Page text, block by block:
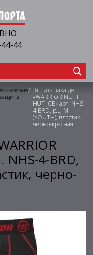
44
Хоккейная
защита
/ Защита паха дет.
«WARRIOR NUTT
HUT ICE» арт. NHS-
4-BRD, р.L, М
(YOUTH), пластик,
черно-красная
NHS-4-BRD,
черно-